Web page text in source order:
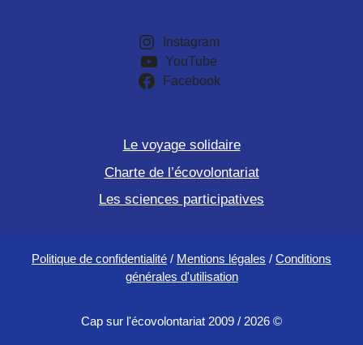
Instagram
YouTube
Facebook
Le voyage solidaire
Charte de l’écovolontariat
Les sciences participatives
Politique de confidentialité / Mentions légales / Conditions
générales d'utilisation
Cap sur l'écovolontariat 2009 / 2026 ©